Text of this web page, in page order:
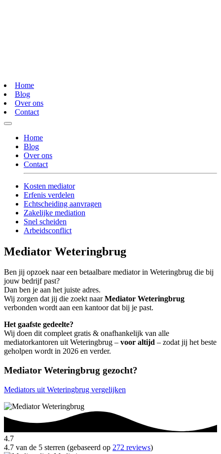
Home
Blog
Over ons
Contact
Home
Blog
Over ons
Contact
Kosten mediator
Erfenis verdelen
Echtscheiding aanvragen
Zakelijke mediation
Snel scheiden
Arbeidsconflict
Mediator Weteringbrug
Ben jij opzoek naar een betaalbare mediator in Weteringbrug die bij
jouw bedrijf past?
Dan ben je aan het juiste adres.
Wij zorgen dat jij die zoekt naarMediator Weteringbrug
verbonden wordt aan een kantoor dat bij je past.
Het gaafste gedeelte?
Wij doen dit compleet gratis & onafhankelijk van alle
mediatorkantoren uit Weteringbrug – voor altijd – zodat jij het beste
geholpen wordt in 2026 en verder.
Mediator Weteringbrug gezocht?
Mediators uit Weteringbrug vergelijken
4.7
4.7 van de 5 sterren (gebaseerd op 272 reviews)